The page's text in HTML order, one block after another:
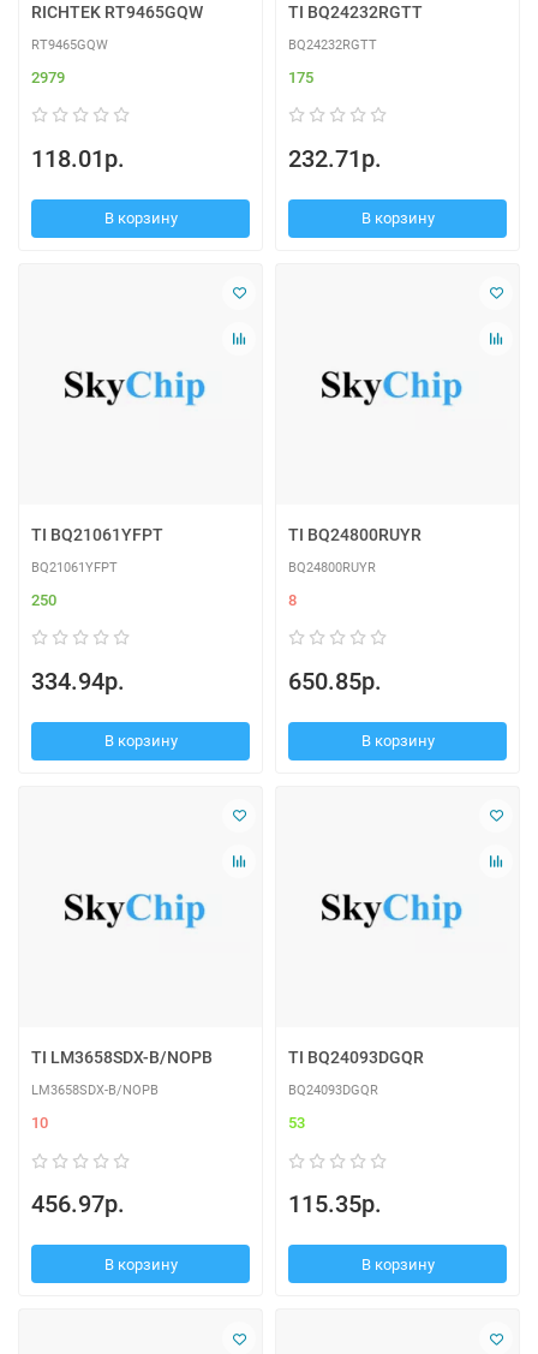
RICHTEK RT9465GQW
RT9465GQW
2979
118.01р.
В корзину
TI BQ24232RGTT
BQ24232RGTT
175
232.71р.
В корзину
TI BQ21061YFPT
BQ21061YFPT
250
334.94р.
В корзину
TI BQ24800RUYR
BQ24800RUYR
8
650.85р.
В корзину
TI LM3658SDX-B/NOPB
LM3658SDX-B/NOPB
10
456.97р.
В корзину
TI BQ24093DGQR
BQ24093DGQR
53
115.35р.
В корзину